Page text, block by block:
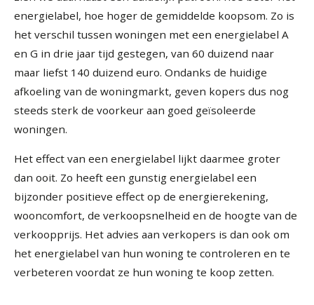
energielabel, hoe hoger de gemiddelde koopsom. Zo is
het verschil tussen woningen met een energielabel A
en G in drie jaar tijd gestegen, van 60 duizend naar
maar liefst 140 duizend euro. Ondanks de huidige
afkoeling van de woningmarkt, geven kopers dus nog
steeds sterk de voorkeur aan goed geïsoleerde
woningen.
Het effect van een energielabel lijkt daarmee groter
dan ooit. Zo heeft een gunstig energielabel een
bijzonder positieve effect op de energierekening,
wooncomfort, de verkoopsnelheid en de hoogte van de
verkoopprijs. Het advies aan verkopers is dan ook om
het energielabel van hun woning te controleren en te
verbeteren voordat ze hun woning te koop zetten.